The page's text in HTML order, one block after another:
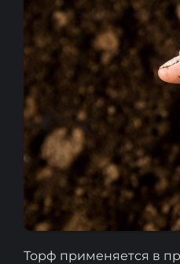
Торф применяется в